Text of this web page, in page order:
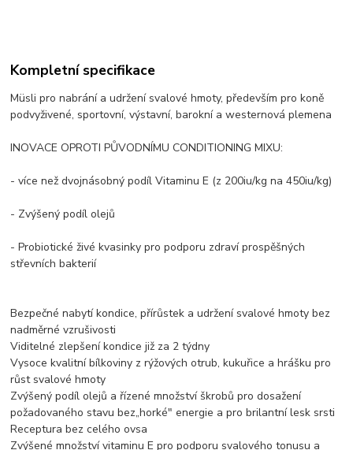
Kompletní specifikace
Müsli pro nabrání a udržení svalové hmoty, především pro koně
podvyživené, sportovní, výstavní, barokní a westernová plemena
INOVACE OPROTI PŮVODNÍMU CONDITIONING MIXU:
- více než dvojnásobný podíl Vitaminu E (z 200iu/kg na 450iu/kg)
- Zvýšený podíl olejů
- Probiotické živé kvasinky pro podporu zdraví prospěšných
střevních bakterií
Bezpečné nabytí kondice, přírůstek a udržení svalové hmoty bez
nadměrné vzrušivosti
Viditelné zlepšení kondice již za 2 týdny
Vysoce kvalitní bílkoviny z rýžových otrub, kukuřice a hrášku pro
růst svalové hmoty
Zvýšený podíl olejů a řízené množství škrobů pro dosažení
požadovaného stavu bez„horké" energie a pro brilantní lesk srsti
Receptura bez celého ovsa
Zvýšené množství vitaminu E pro podporu svalového tonusu a